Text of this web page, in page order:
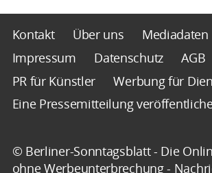
Kontakt Über uns
Mediadaten
Impressum
Datenschutz
AGB
PR für Künstler
Werbung für
Eine Pressemitteilung
© Berliner-Sonntagsblatt - Die
ohne Werbeunterbrechung -